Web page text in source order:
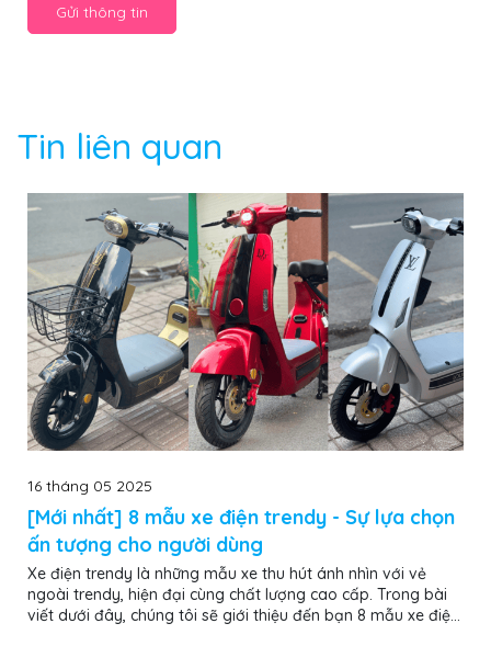
Gửi thông tin
Tin liên quan
16 tháng 05 2025
[Mới nhất] 8 mẫu xe điện trendy - Sự lựa chọn
ấn tượng cho người dùng
Xe điện trendy là những mẫu xe thu hút ánh nhìn với vẻ
ngoài trendy, hiện đại cùng chất lượng cao cấp. Trong bài
viết dưới đây, chúng tôi sẽ giới thiệu đến bạn 8 mẫu xe điện